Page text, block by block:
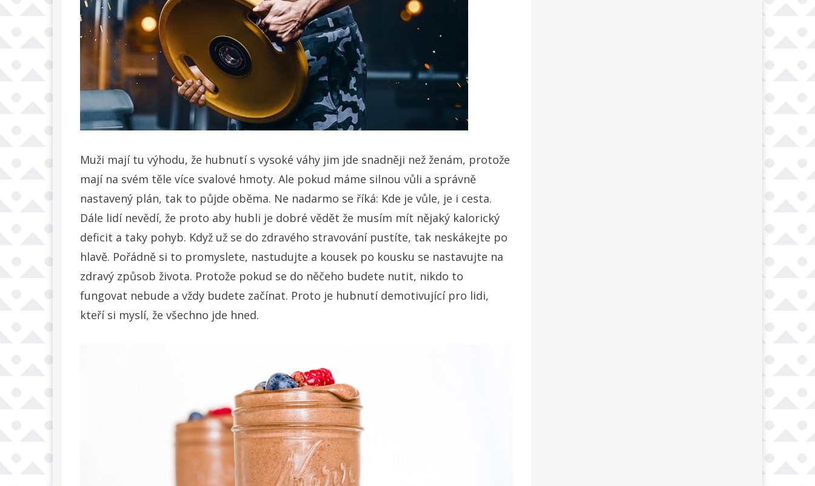
Muži mají tu výhodu, že hubnutí s vysoké váhy jim jde snadněji než ženám, protože
mají na svém těle více svalové hmoty. Ale pokud máme silnou vůli a správně
nastavený plán, tak to půjde oběma. Ne nadarmo se říká: Kde je vůle, je i cesta.
Dále lidí nevědí, že proto aby hubli je dobré vědět že musím mít nějaký kalorický
deficit a taky pohyb. Když už se do zdravého stravování pustíte, tak neskákejte po
hlavě. Pořádně si to promyslete, nastudujte a kousek po kousku se nastavujte na
zdravý způsob života. Protože pokud se do něčeho budete nutit, nikdo to
fungovat nebude a vždy budete začínat. Proto je hubnutí demotivující pro lidi,
kteří si myslí, že všechno jde hned.